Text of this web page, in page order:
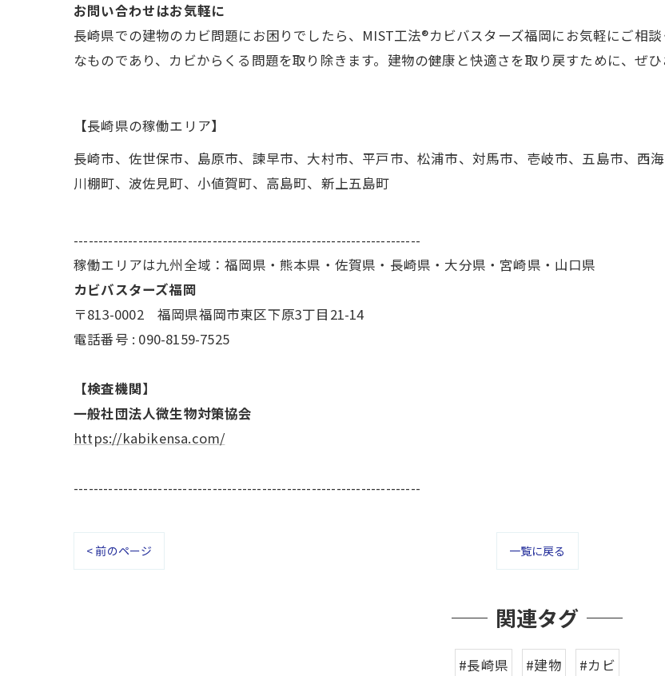
お問い合わせはお気軽に
長崎県での建物のカビ問題にお困りでしたら、MIST工法®カビバスターズ福岡にお気軽にご相
なものであり、カビからくる問題を取り除きます。建物の健康と快適さを取り戻すために、ぜひ
【長崎県の稼働エリア】
長崎市、佐世保市、島原市、諫早市、大村市、平戸市、松浦市、対馬市、壱岐市、五島市、西
川棚町、波佐見町、小値賀町、高島町、新上五島町
----------------------------------------------------------------------
稼働エリアは九州全域：福岡県・熊本県・佐賀県・長崎県・大分県・宮崎県・山口県
カビバスターズ福岡
〒813-0002 福岡県福岡市東区下原3丁目21-14
電話番号 : 090-8159-7525
【検査機関】
一般社団法人微生物対策協会
https://kabikensa.com/
----------------------------------------------------------------------
< 前のページ 一覧に戻る
関連タグ
#長崎県 #建物 #カビ